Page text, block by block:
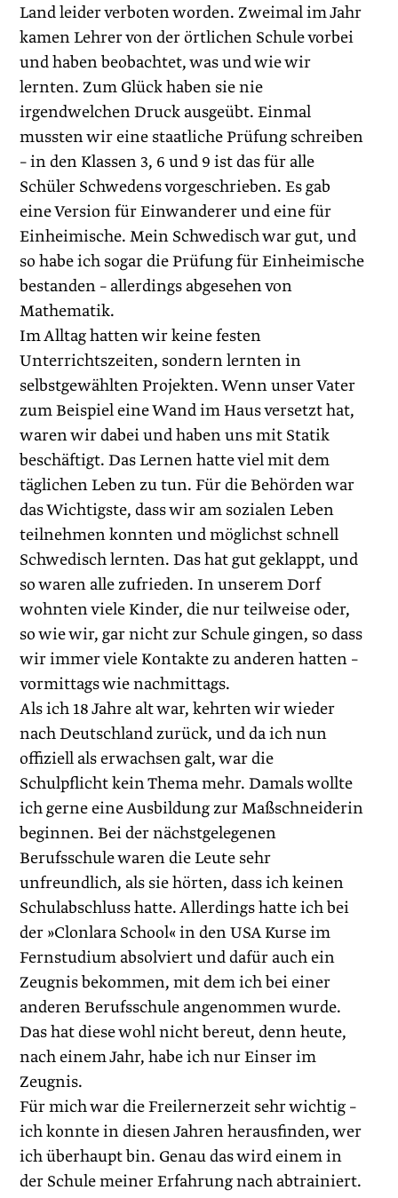
Land leider verboten worden. Zweimal im Jahr
kamen Lehrer von der örtlichen Schule vorbei
und haben beobachtet, was und wie wir
lernten. Zum Glück haben sie nie
irgendwelchen Druck ausgeübt. Einmal
mussten wir eine staatliche Prüfung schrei­ben
– in den Klassen 3, 6 und 9 ist das für alle
Schüler Schwedens vorgeschrieben. Es gab
eine Version für Einwanderer und eine für
Einheimische. Mein Schwedisch war gut, und
so habe ich sogar die Prüfung für Einheimische
bestanden – allerdings abgesehen von
Mathematik.
Im Alltag hatten wir keine festen
Unterrichtszeiten, sondern lernten in
selbstgewählten Projekten. Wenn unser Vater
zum Beispiel eine Wand im Haus versetzt hat,
waren wir dabei und haben uns mit Statik
beschäftigt. Das Lernen hatte viel mit dem
täglichen Leben zu tun. Für die Behörden war
das Wichtigste, dass wir am sozialen Leben
teilnehmen konnten und möglichst schnell
Schwedisch lernten. Das hat gut geklappt, und
so waren alle zufrieden. In unserem Dorf
wohnten viele Kinder, die nur teilweise oder,
so wie wir, gar nicht zur Schule gingen, so dass
wir immer viele Kontakte zu anderen hatten –
vormittags wie nachmittags.
Als ich 18 Jahre alt war, kehrten wir wieder
nach ­Deutschland zurück, und da ich nun
offiziell als erwachsen galt, war die
Schulpflicht kein Thema mehr. Damals wollte
ich gerne eine Ausbildung zur Maßschneiderin
beginnen. Bei der nächstgelegenen
Berufsschule waren die Leute sehr
unfreundlich, als sie hörten, dass ich keinen
Schulabschluss hatte. Allerdings hatte ich bei
der »Clonlara School« in den USA Kurse im
Fernstudium absolviert und dafür auch ein
Zeugnis bekommen, mit dem ich bei einer
anderen Berufs­schule angenommen wurde.
Das hat diese wohl nicht bereut, denn heute,
nach einem Jahr, habe ich nur Einser im
Zeugnis.
Für mich war die Freilernerzeit sehr wichtig –
ich konnte in diesen Jahren herausfinden, wer
ich überhaupt bin. Genau das wird einem in
der Schule meiner Erfahrung nach abtrainiert.